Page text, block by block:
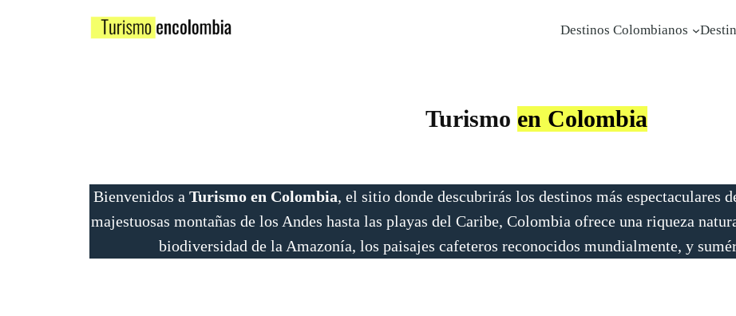
Destinos Colombianos
Turismo en Colombia
Bienvenidos a Turismo en Colombia, el sitio donde descubrirás los destinos más espectaculares
majestuosas montañas de los Andes hasta las playas del Caribe, Colombia ofrece una riqueza
biodiversidad de la Amazonía, los paisajes cafeteros reconocidos mundialmente, y